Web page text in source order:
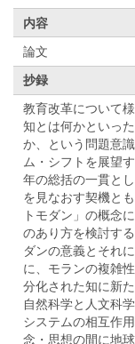
内容
論文
抄録
教育改革について
知とは何かといっ
か、という問題意
ム・シフトを展望
年の総括の一貫と
を見なおす契機と
トモダン」の概念
のあり方を検討す
ダンの意義とそれ
に、モランの複雑
分化された知に新
自然科学と人文科
システムの相互作
念・思想の間に地